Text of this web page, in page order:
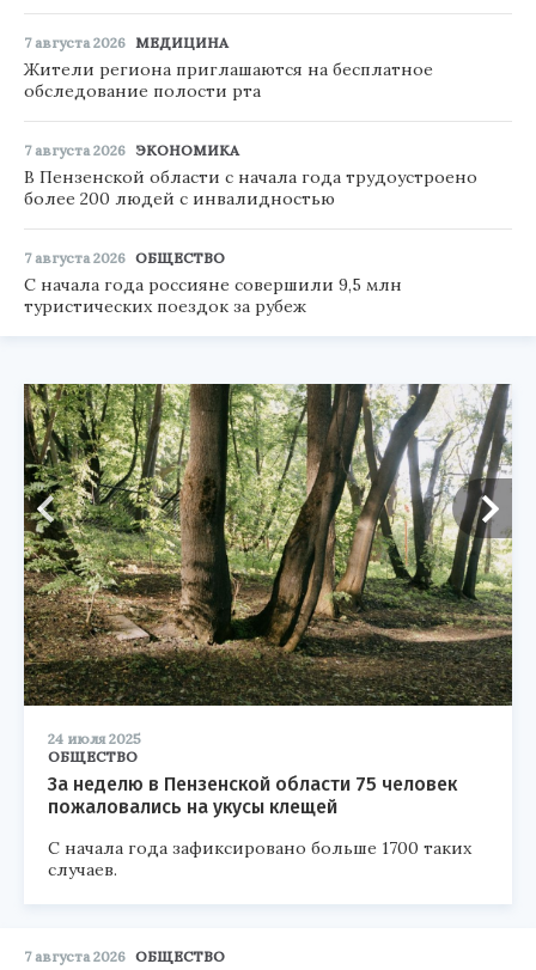
7 августа 2026 МЕДИЦИНА
Жители региона приглашаются на бесплатное
обследование полости рта
7 августа 2026 ЭКОНОМИКА
В Пензенской области с начала года трудоустроено
более 200 людей с инвалидностью
7 августа 2026 ОБЩЕСТВО
С начала года россияне совершили 9,5 млн
туристических поездок за рубеж
24 июля 2025
ОБЩЕСТВО
За неделю в Пензенской области 75 человек
пожаловались на укусы клещей
С начала года зафиксировано больше 1700 таких
случаев.
7 августа 2026 ОБЩЕСТВО